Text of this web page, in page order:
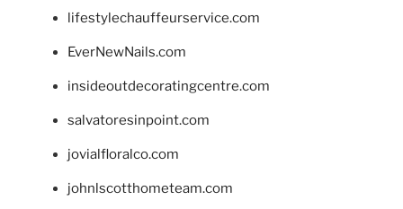
lifestylechauffeurservice.com
EverNewNails.com
insideoutdecoratingcentre.com
salvatoresinpoint.com
jovialfloralco.com
johnlscotthometeam.com